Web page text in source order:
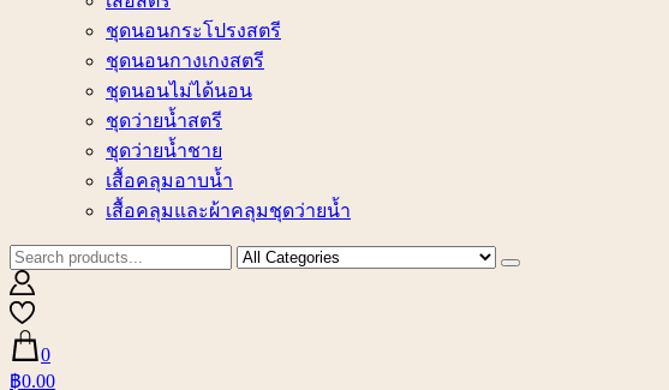
ชุดนอนกระโปรงสตรี
ชุดนอนกางเกงสตรี
ชุดนอนไม่ได้นอน
ชุดว่ายน้ำสตรี
ชุดว่ายน้ำชาย
เสื้อคลุมอาบน้ำ
เสื้อคลุมและผ้าคลุมชุดว่ายน้ำ
0
฿0.00